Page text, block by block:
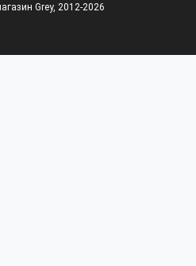
Grey, 2012-2026